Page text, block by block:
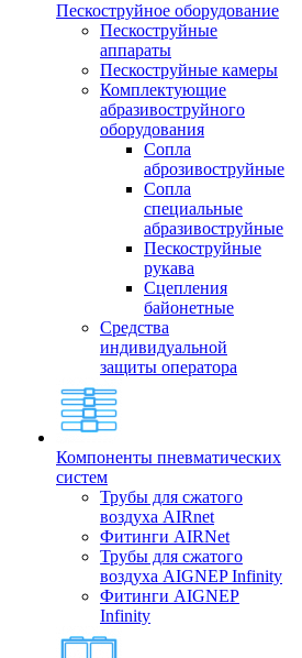
Пескоструйное оборудование
Пескоструйные
аппараты
Пескоструйные камеры
Комплектующие
абразивоструйного
оборудования
Сопла
аброзивоструйные
Сопла
специальные
абразивоструйные
Пескоструйные
рукава
Сцепления
байонетные
Средства
индивидуальной
защиты оператора
Компоненты пневматических
систем
Трубы для сжатого
воздуха AIRnet
Фитинги AIRNet
Трубы для сжатого
воздуха AIGNEP Infinity
Фитинги AIGNEP
Infinity